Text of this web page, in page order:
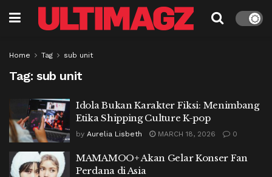
Home Tag sub unit
Tag: sub unit
Idola Bukan Karakter Fiksi: Menimbang
Etika Shipping Culture K-pop
by Aurelia Lisbeth MARCH 18, 2026 0
MAMAMOO+ Akan Gelar Konser Fan
Perdana di Asia